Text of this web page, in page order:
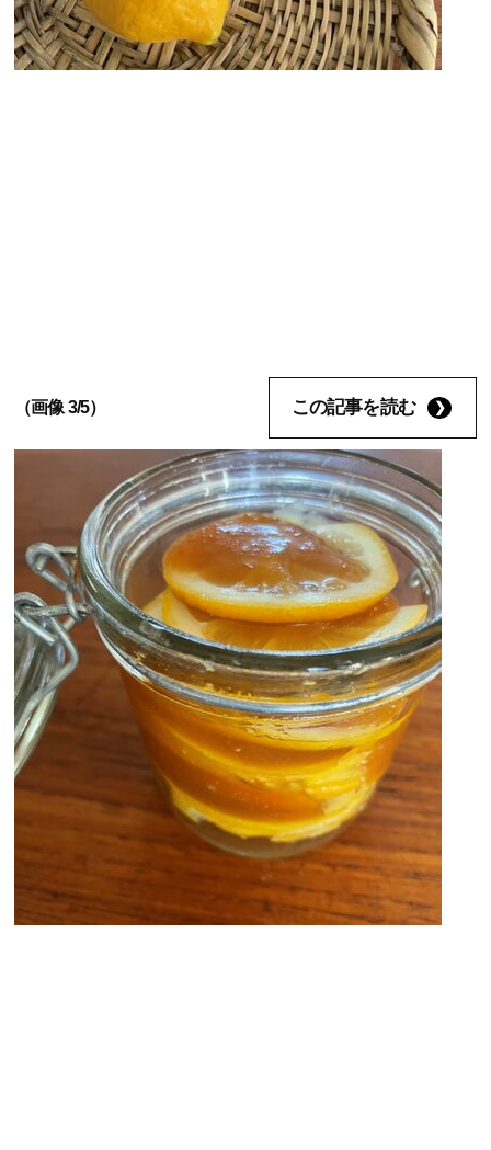
（画像 3/5） この記事を読む